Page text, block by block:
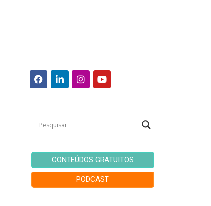
CONTEÚDOS GRATUITOS
PODCAST